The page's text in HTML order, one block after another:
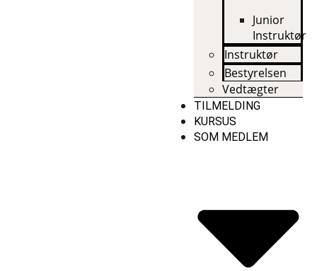
Junior
Instruktør
Instruktør
Bestyrelsen
Vedtægter
TILMELDING
KURSUS
SOM MEDLEM